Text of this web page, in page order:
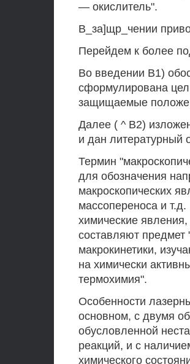
— окислитель".
В_за]щр_чении
Перейдем к более
Во введении В1)
сформулирована
защищаемые
Далее ( ^ В2)
и дан литературный
Термин
для обозначения
макроскопических
массопереноса и
химические
составляют предмет
макрокинетики,
на химически
термохимия".
Особенности
основном, с двумя
обусловленной
реакций, и с
химического